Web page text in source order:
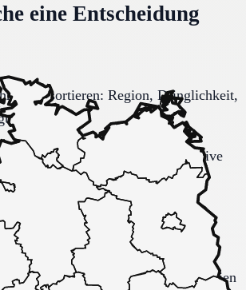
eine Entscheidung
sortieren: Region, Dringlichkeit,
Pflegegrad, Mobilität, kognitive
damit Rückmeldungen
mit festen Muss-Kriterien